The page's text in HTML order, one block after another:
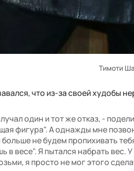
Тимоти
что из-за своей худобы
один и тот же отказ, -
фигура". А однажды мне
не будем пропихивать
в весе". Я пытался набрать
я просто не мог этого